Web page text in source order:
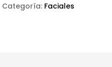
Categoría: Faciales